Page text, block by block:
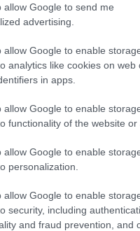
allow Google to send me
advertising.
allow Google to enable
analytics like cookies on web
in apps.
allow Google to enable
functionality of the website or
allow Google to enable
personalization.
allow Google to enable
security, including
and fraud prevention, and
ελεύθερα
παράνομα
από κοινόχρηστους